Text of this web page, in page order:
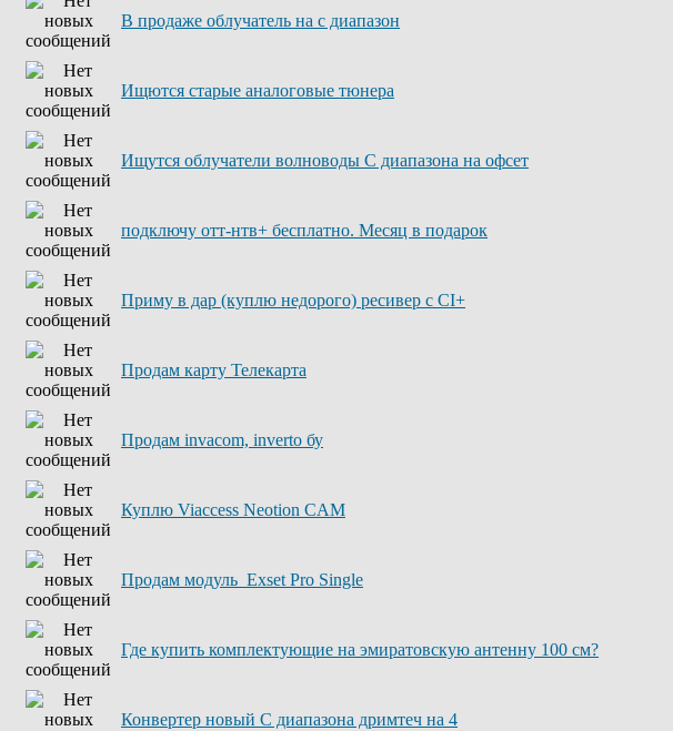
В продаже облучатель на с диапазон
Ищются старые аналоговые тюнера
Ищутся облучатели волноводы С диапазона на офсет
подключу отт-нтв+ бесплатно. Месяц в подарок
Приму в дар (куплю недорого) ресивер с CI+
Продам карту Телекарта
Продам invacom, inverto бу
Куплю Viaccess Neotion CAM
Продам модуль Exset Pro Single
Где купить комплектующие на эмиратовскую антенну 100 см?
Конвертер новый С диапазона дримтеч на 4